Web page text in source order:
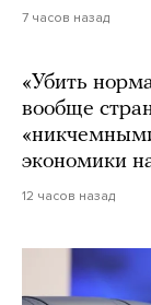
7 часов назад
«Убить
вообще
экономики
12 часов назад